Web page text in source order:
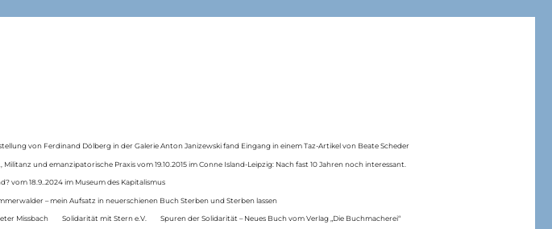
von Ferdinand Dölberg in der Galerie Anton Janizewski fand Eingang in einem Taz-Artikel von Beate Scheder
und emanzipatorische Praxis vom 19.10.2015 im Conne Island-Leipzig: Nach fast 10 Jahren noch interessant.
vom 18.9..2024 im Museum des Kapitalismus
– mein Aufsatz in neuerschienen Buch Sterben und Sterben lassen
Missbach Solidarität mit Stern e.V. Spuren der Solidarität – Neues Buch vom Verlag „Die Buchmacherei“